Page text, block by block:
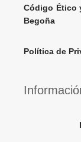
Código Ético
Begoña
Política de